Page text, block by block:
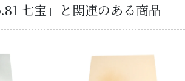
七宝」と関連のある商品